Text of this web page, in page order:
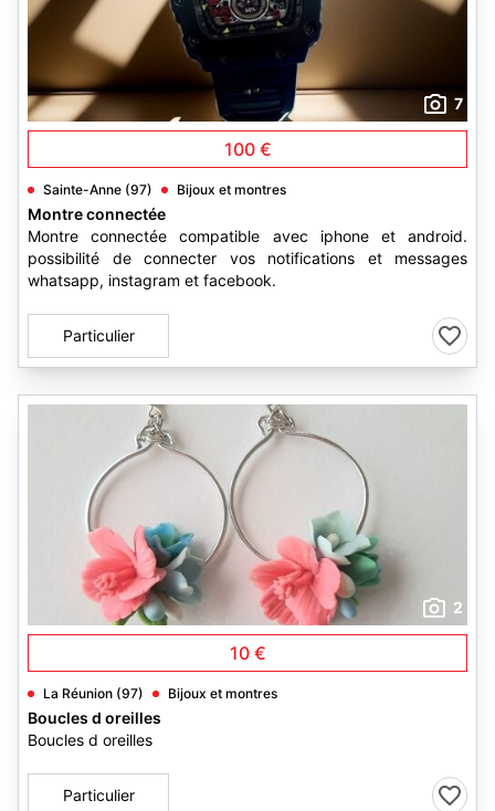
7
100 €
Sainte-Anne (97) Bijoux et montres
Montre connectée
Montre connectée compatible avec iphone et android.
possibilité de connecter vos notifications et messages
whatsapp, instagram et facebook.
Particulier
2
10 €
La Réunion (97) Bijoux et montres
Boucles d oreilles
Boucles d oreilles
Particulier